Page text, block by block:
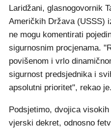
Laridžani, glasnogovornik
Američkih Država (USSS)
ne mogu komentirati
sigurnosnim procjenama.
povišenom i vrlo
sigurnost predsjednika i
apsolutni prioritet", rekao je.
Podsjetimo, dvojica
vjerski dekret, odnosno